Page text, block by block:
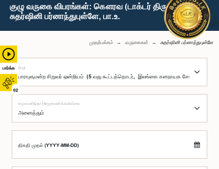
பார்க்க
02
குழு வருகை விபரங்கள்: கௌரவ (டாக்டர் திருமதி)
சுதர்ஷினி பர்னாந்துபுள்ளே, பா.உ.
முதற்பக்கம் வருகைகள் சுதர்ஷினி பர்னாந்துபுள்ளே
குழு
சமூகமளித்தார்/சமூகமளிக்கவில்லை
திகதி முதல் (YYYY-MM-DD)